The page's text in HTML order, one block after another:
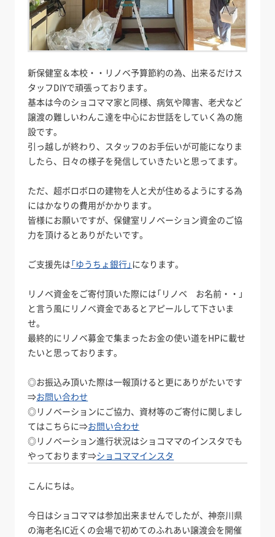
新保健室＆本校・・リノベ予算節約の為、出来るだけス
タッフDIYで頑張っております。
基本は今のショコママ家と同様、病気や障害、老犬など
譲渡の難しいわんこ達を中心にお世話をしていく為の施
設です。
引っ越しが終わり、スタッフのお手伝いが可能になりま
したら、日々の様子を発信していきたいと思ってます。
ただ、超ボロボロの建物を人と犬が住めるようにする為
にはかなりの費用がかかります。
皆様にお願いですが、保健室リノベーション資金のご協
力を頂けるとありがたいです。
ご支援先は「ゆうちょ銀行」 になります。
リノベ資金をご寄付頂いた際には「リノベ お名前・・」
と言う風にリノベ資金であるとアピールして下さいま
せ。
最終的にリノベ募金で集まったお金の使い道をHPに載せ
たいと思っております。
◎お振込み頂いた際は一報頂けると更にありがたいです
⇒お問い合わせ
◎リノベーションにご協力、資材等のご寄付に関しまし
てはこちらに⇒お問い合わせ
◎リノベーション進行状況はショコママのインスタでも
やっております⇒ショコママインスタ
こんにちは。
今日はショコママは参加出来ませんでしたが、神奈川県
の海老名IC近くの会場で初めてのふれあい譲渡会を開催